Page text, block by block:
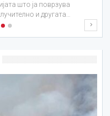
што ја поврзува
и другата…